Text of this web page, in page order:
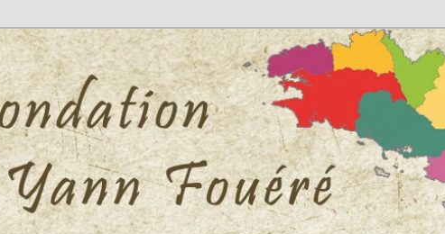
Fouéré
Fouéré